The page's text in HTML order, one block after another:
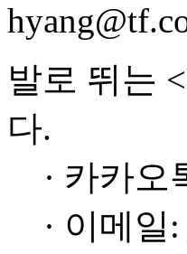
발로 뛰는
다.
· 카카
· 이메일: